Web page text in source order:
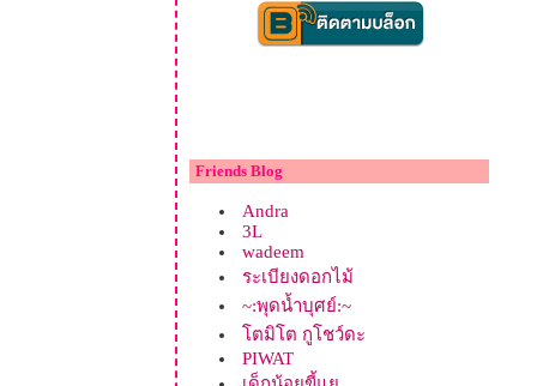
Friends Blog
Andra
3L
wadeem
ระเบียงดอกไม้
~:พุดน้ำบุศย์:~
ตมิโต กูโชว์ดะ
PIWAT